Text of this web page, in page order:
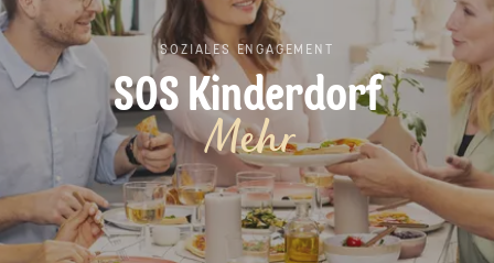
SOZIALES ENGAGEMENT
SOS Kinderdorf
Mehr